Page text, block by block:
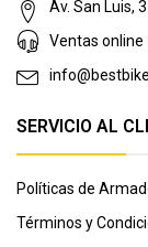
Av. San Luis,
Ventas online
SERVICIO AL
Políticas de
Términos y